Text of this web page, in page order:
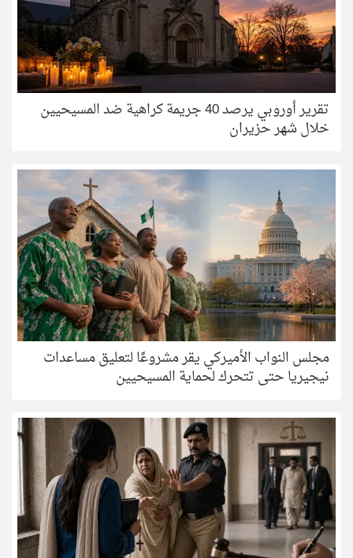
تقرير أوروبي يرصد 40 جريمة كراهية ضد المسيحيين
خلال شهر حزيران
مجلس النواب الأميركي يقر مشروعًا لتعليق مساعدات
نيجيريا حتى تتحرك لحماية المسيحيين